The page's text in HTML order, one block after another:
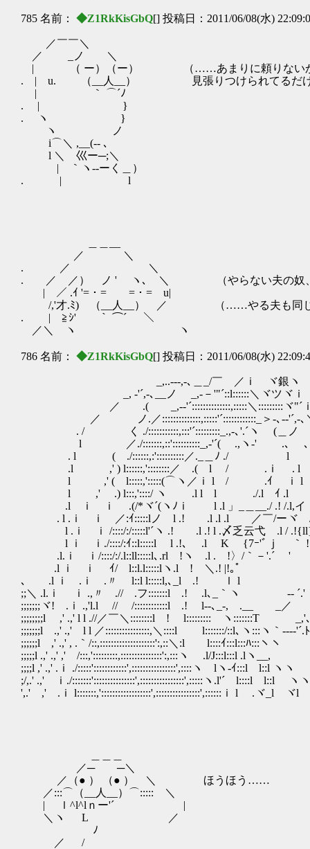
785 名前： ◆Z1RkKisGbQ[] 投稿日：2011/06/08(水)
／￣￣＼
／ _ノ ＼
| （ ー）（ー） （……あまりに頼りないか
. | u. （__人__） 見張りつけられてるだけな
| ｀ ⌒´ﾉ
. | }
. ヽ }
ヽ ノ
i⌒＼ ,__(‐- ､
l ＼ 巛ー─;＼
| ｀ヽ-‐ーく＿）
. | l
／ ＼
. ／ ＼
. ／ ／） ノ ' ヽ､ ＼ （やらない夫の奴、多分
| ／ .ｲ '=・= =・= u|
/,'才.ﾐ) （__人__） ／ （……やる夫も同じこ
. | ≧ｼ' ｀ ⌒´ ＼
／＼ ヽ ヽ
786 名前： ◆Z1RkKisGbQ[] 投稿日：2011/06/08(水)
_,..--‐,-､＿_/￣ゝ／ｉゞヾ銀ヽ
_, ‐'´,-､__ノ _,-－'"´::l::::::＼ヾツヾｉ
／ .( _,-‐'´::::::::::::::,:::::＼:::::::::ヾ"´ｉ
／ ノ.／::::::::::::::,:::::'´::::::::::::_＞‐､‐‐'´,-､
. / く ./:::::::::::,:::'´:::::::::_.,-､'.´ヽ (＿ノ
l ／./:::::::,::'::::::::::_,-'´( .,ヽ-' .､
. l ( ./::::::,:'::::::::::／._＿ﾉ ./ l
.l ,' ) l::::::,'::::::::／ .( l / .ｉ . l
l ,' ( l:::::,':::::(⌒ヽ／ｉ l / .ｲ
l ,' .) l:::,'::::/ ヽ .l l l ./.l ｲ .l
.l ｉ ｉ .(/*ヾ´(ヽﾉｉ l .l 」_＿__./ .! /.l,イ
. l .ｉ ｉ ／:ｲ:::::lノ l .! .l .l .l ／￣/ーヾ
l .ｉ ｉ /::::/:/:::::l'´ヽ .! .l .! l .〆乏云弋 .l /
l ｉ ｉ./::::/:ｲ::l:::::l l .!､ .l K {7ｰ'ﾞｊ
.l.ｉ ｉ/::::/:/.l::ll:::::l､.rl !ヽ .l . !〉/｀－'.´ '
.l ｉ ｉゝ ｲ/ l::l.l:::::lヽ.l ! ＼.! |!｡ﾟ
､ .l ｉ .ｉ .〃 l::l l:::::l,､_l .! ｌ
;;＼ .l.ｉ ｉ .,〃 .// .フ:::::::l .! .l､_｀ヽ -
;;;;;;;ヾ! .ｉ .,'l.l // /::::::::::::l .! l‐-､_‐,
;;;;;;;;l ,' .,' l l .//／￣＼::::::::l ! l:::::::::ゝヽ
;;;;;;;l .,' .,' l l ／::::::::::::::::,＼::::l l:::::::/::l､ヽ:::ヽ｀‐--‐'´.
;;;;;;l ,' .,' , .｀/::,::::::::::::::::::::':,::＼:l l::::ｲ:::l:::ﾊ:::ヽ
;;;;;l .,' .,' ,' /:::,':::::::::,:::::::::::::::':,:::ヽ .l/J:::l:::l .lヽ__,
;;;;l ,' .,' .ｉ ./:::::'::::::::::::',::::::::::::::::',::::ヽ lヽ-ｲ:::l l::l
;/,.' .,' ｉ./:::::::':::::::::::::::',::::::::::::::::',:::::ヽ.l'´
',.' ,' .ｉ l:::::::,'::::::::::::::::::',::::::::::::::::',::::::ｉ l
／─ ─＼
／（● ） （● ） ＼ ほうほう……
／:::⌒（__人__）⌒::::: ＼
| ｌ^l^lｎー'´ |
＼ヽ L ／
ゝ ﾉ
／ /